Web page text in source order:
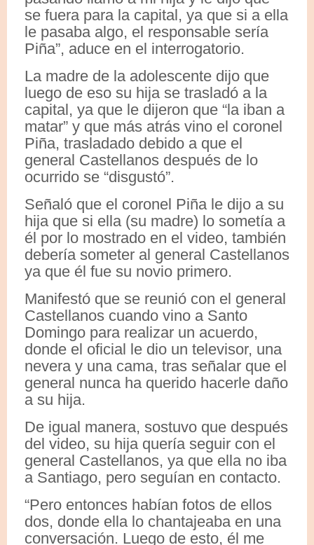
se fuera para la capital, ya que si a ella
le pasaba algo, el responsable sería
Piña”, aduce en el interrogatorio.
La madre de la adolescente dijo que
luego de eso su hija se trasladó a la
capital, ya que le dijeron que “la iban a
matar” y que más atrás vino el coronel
Piña, trasladado debido a que el
general Castellanos después de lo
ocurrido se “disgustó”.
Señaló que el coronel Piña le dijo a su
hija que si ella (su madre) lo sometía a
él por lo mostrado en el video, también
debería someter al general Castellanos
ya que él fue su novio primero.
Manifestó que se reunió con el general
Castellanos cuando vino a Santo
Domingo para realizar un acuerdo,
donde el oficial le dio un televisor, una
nevera y una cama, tras señalar que el
general nunca ha querido hacerle daño
a su hija.
De igual manera, sostuvo que después
del video, su hija quería seguir con el
general Castellanos, ya que ella no iba
a Santiago, pero seguían en contacto.
“Pero entonces habían fotos de ellos
dos, donde ella lo chantajeaba en una
conversación. Luego de esto, él me